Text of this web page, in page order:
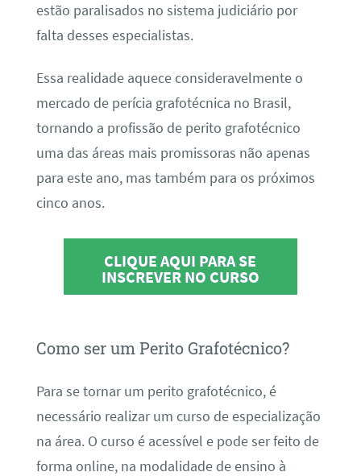
estão paralisados no sistema judiciário por
falta desses especialistas.
Essa realidade aquece consideravelmente o
mercado de perícia grafotécnica no Brasil,
tornando a profissão de perito grafotécnico
uma das áreas mais promissoras não apenas
para este ano, mas também para os próximos
cinco anos.
CLIQUE AQUI PARA SE
INSCREVER NO CURSO
Como ser um Perito Grafotécnico?
Para se tornar um perito grafotécnico, é
necessário realizar um curso de especialização
na área. O curso é acessível e pode ser feito de
forma online, na modalidade de ensino à